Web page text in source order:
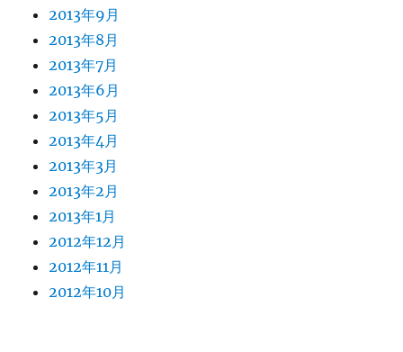
2013年9月
2013年8月
2013年7月
2013年6月
2013年5月
2013年4月
2013年3月
2013年2月
2013年1月
2012年12月
2012年11月
2012年10月